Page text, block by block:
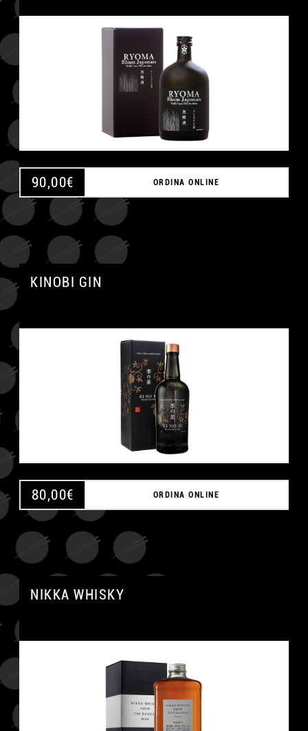
90,00€ ORDINA ONLINE
KINOBI GIN
80,00€ ORDINA ONLINE
NIKKA WHISKY